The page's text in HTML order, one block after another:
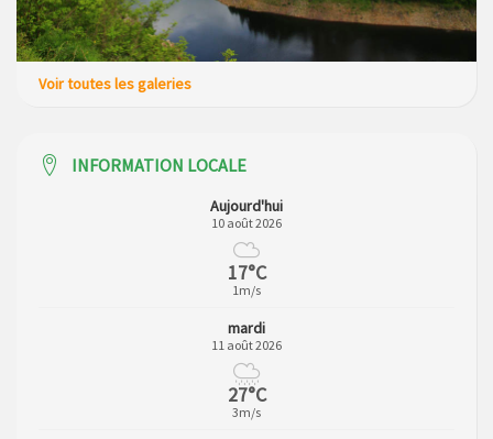
Voir toutes les galeries
INFORMATION LOCALE
Aujourd'hui
10 août 2026
17°C
1m/s
mardi
11 août 2026
27°C
3m/s